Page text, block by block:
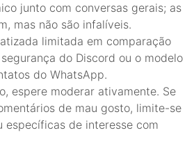
junto com conversas gerais; as
mas não são infalíveis.
limitada em comparação
do Discord ou o modelo
do WhatsApp.
espere moderar ativamente. Se
de mau gosto, limite-se
específicas de interesse com